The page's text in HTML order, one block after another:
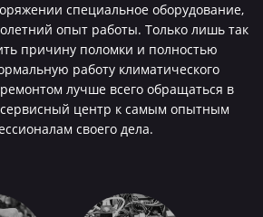
специальное оборудование,
опыт работы. Только лишь так
причину поломки и полностью
работу климатического
лучше всего обращаться в
центр к самым опытным
своего дела.